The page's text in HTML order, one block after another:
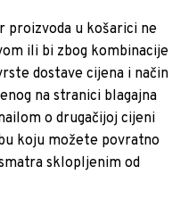
proizvoda u košarici ne
ili bi zbog kombinacije
dostave cijena i način
na stranici blagajna
o drugačijoj cijeni
koju možete povratno
sklopljenim od